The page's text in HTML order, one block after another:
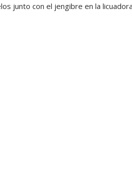
junto con el jengibre en la